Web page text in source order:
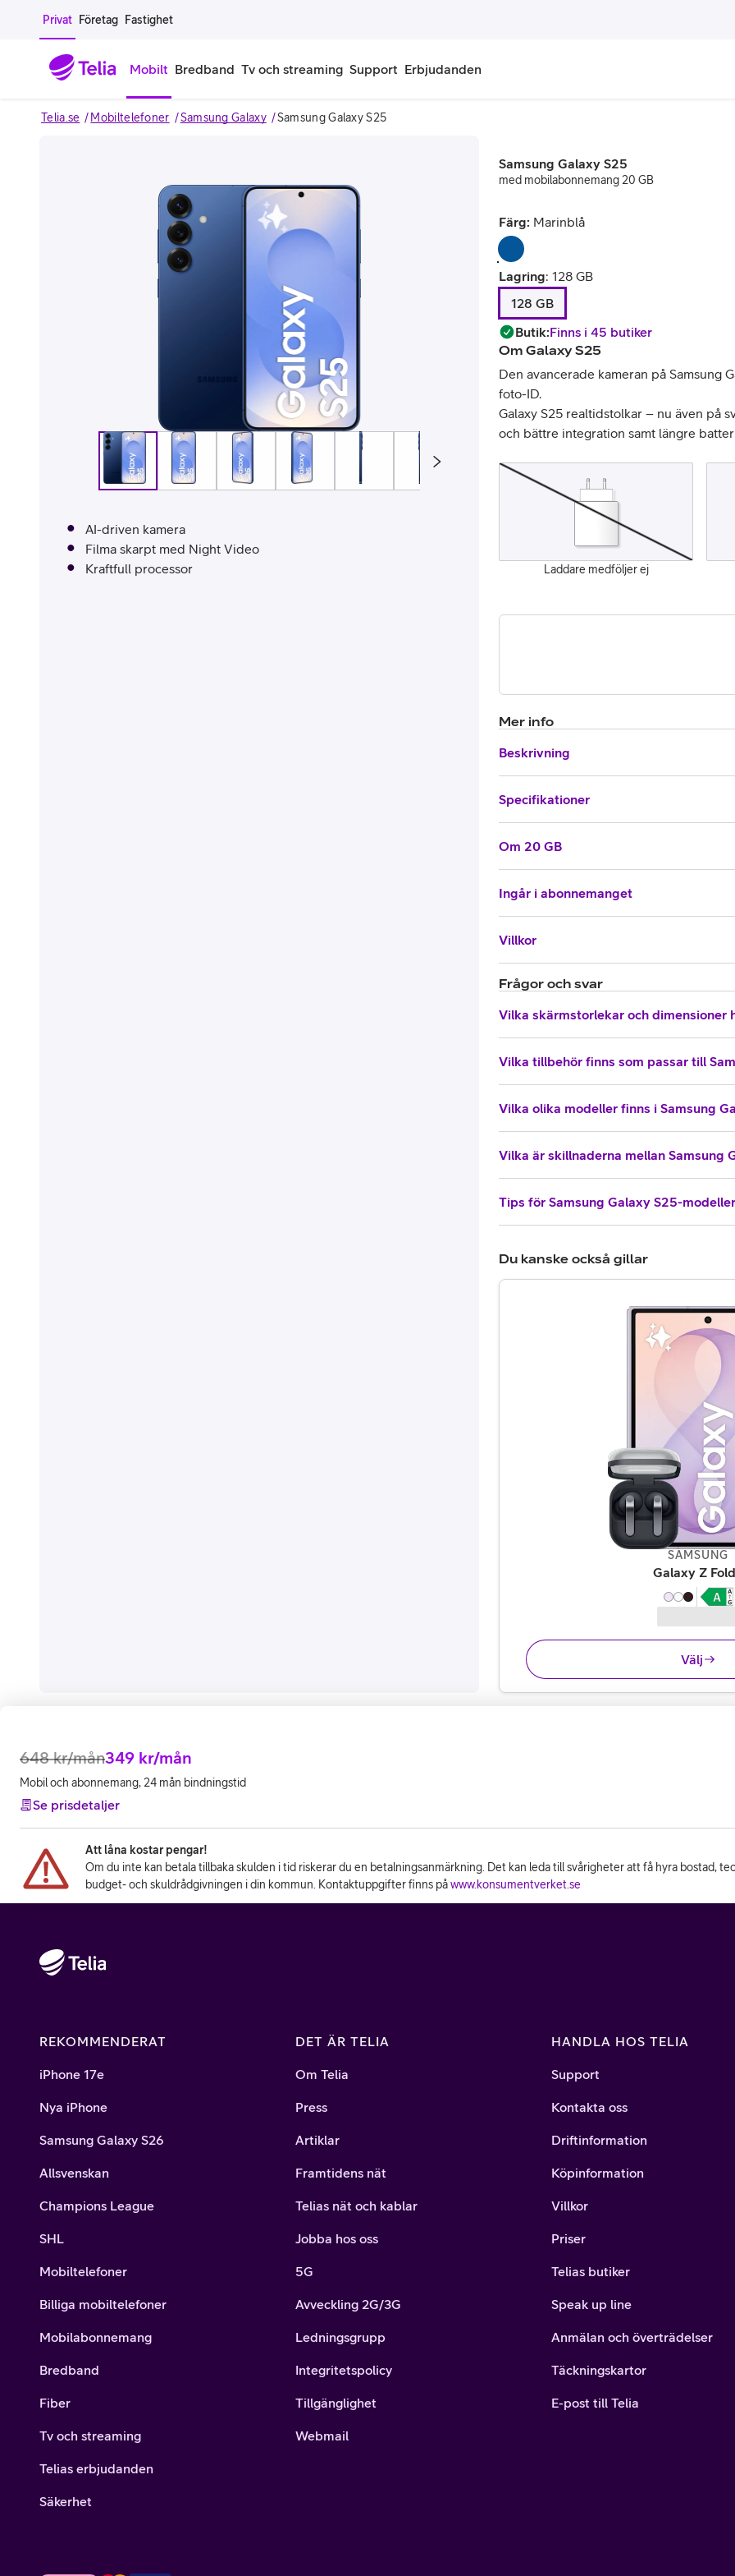
Gå till sidans innehåll
Privat Företag Fastighet
Mobilt
Familjeabonnemang
Extra användare
Mobilabonnemang för pensionär
Köp kontantkort
Bredband Tv och streaming Support Erbjudanden
Telia.se Mobiltelefoner Samsung Galaxy Samsung Galaxy S25
Samsung Galaxy S25
med mobilabonnemang 20 GB
AI-driven kamera
Filma skarpt med Night Video
Kraftfull processor
Färg: Marinblå
Lagring: 128 GB
128 GB
Butik:Finns i 45 butiker
Om Galaxy S25
Den avancerade kameran på Samsung
foto-ID.
Galaxy S25 realtidstolkar – nu även på
och bättre integration samt längre
Laddare medföljer ej
Mer info
Beskrivning
Specifikationer
Om 20 GB
Ingår i abonnemanget
Villkor
Frågor och svar
Vilka skärmstorlekar och dimensioner
Vilka tillbehör finns som passar till
Vilka olika modeller finns i Samsung
Vilka är skillnaderna mellan Samsung
Tips för Samsung Galaxy S25-
Du kanske också gillar
SAMSUNG
Galaxy Z
Välj
648 kr/mån349 kr/mån
Mobil och abonnemang, 24 mån bindningstid
Se prisdetaljer
Att låna kostar pengar!
Om du inte kan betala tillbaka skulden i tid riskerar du en betalningsanmärkning. Det kan leda till svårigheter att få hyra bostad,
budget- och skuldrådgivningen i din kommun. Kontaktuppgifter finns påwww.konsumentverket.se
REKOMMENDERAT
iPhone 17e
Nya iPhone
Samsung Galaxy S26
Allsvenskan
Champions League
SHL
Mobiltelefoner
Billiga mobiltelefoner
Mobilabonnemang
Bredband
Fiber
Tv och streaming
Telias erbjudanden
Säkerhet
DET ÄR TELIA
Om Telia
Press
Artiklar
Framtidens nät
Telias nät och kablar
Jobba hos oss
5G
Avveckling 2G/3G
Ledningsgrupp
Integritetspolicy
Tillgänglighet
Webmail
HANDLA HOS TELIA
Support
Kontakta oss
Driftinformation
Köpinformation
Villkor
Priser
Telias butiker
Speak up line
Anmälan och överträdelser
Täckningskartor
E-post till Telia